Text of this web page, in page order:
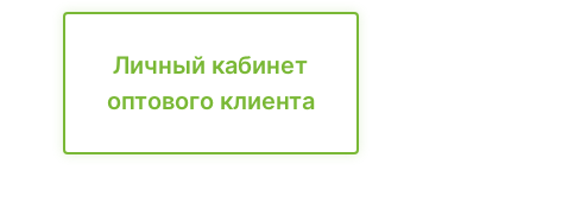
Личный кабинет
оптового клиента